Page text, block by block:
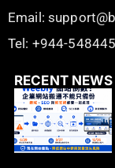
Email:
Tel: +944-
RECENT NEWS